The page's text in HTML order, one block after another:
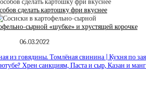
сделать картошку фри вкуснее
сырной «шубке» и хрустящей корочке
06.03.2022
из говядины. Томлёная свинина | Кухня по
Хрен санкциям, Паста и сыр, Казан и